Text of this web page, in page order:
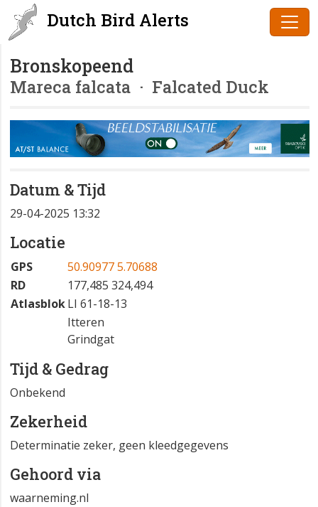
Dutch Bird Alerts
Bronskopeend
Mareca falcata · Falcated Duck
Datum & Tijd
29-04-2025 13:32
Locatie
GPS
50.90977 5.70688
RD
177,485 324,494
AtlasblokLI 61-18-13
Itteren
Grindgat
Tijd & Gedrag
Onbekend
Zekerheid
Determinatie zeker, geen kleedgegevens
Gehoord via
waarneming.nl